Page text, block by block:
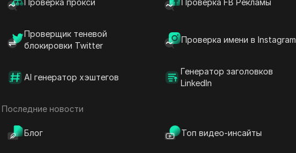
Проверка прокси Проверка FB Рекламы
Проверщик теневой
блокировки Twitter
Проверка имени в Instagram
AI генератор хэштегов
Генератор заголовков
LinkedIn
Последние новости
Блог Топ видео-инсайты
В этом видео ведущий объясняет, как узнать, был ли ваш
TikTok заблокирован в тени или сталкивается с какими-либо
нарушениями. Процесс включает в себя открытие приложения